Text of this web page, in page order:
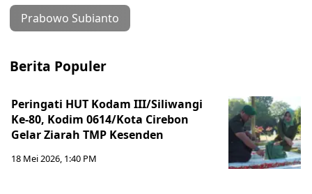
Prabowo Subianto
Berita Populer
Peringati HUT Kodam III/Siliwangi
Ke-80, Kodim 0614/Kota Cirebon
Gelar Ziarah TMP Kesenden
18 Mei 2026, 1:40 PM